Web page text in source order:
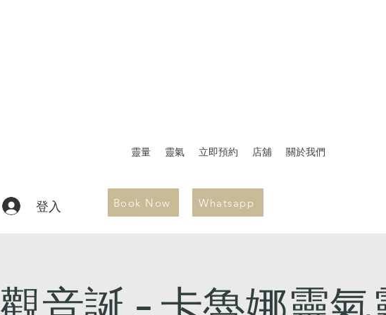
靈量 靈氣 立即預約 店舖 關於我們
登入 Book Now Whatsapp
觀音誕 - 卡魯娜靈氣